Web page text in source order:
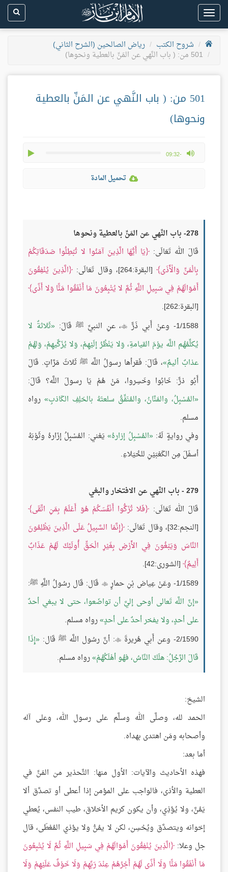
Toggle
navigation
شروح الكتب
رياض الصالحين (الشرح الثاني)
501 من: ( باب النَّهي عن المَنِّ بالعطية ونحوها)
501 من: ( باب النَّهي عن المَنِّ بالعطية
ونحوها)
-09:32
max volume
تحميل المادة
278- باب النَّهي عن المَنِّ بالعطية ونحوها
قَالَ الله تَعَالَى:
يَا أَيُّهَا الَّذِينَ آمَنُوا لا تُبْطِلُوا صَدَقَاتِكُمْ
بِالْمَنِّ وَالْأَذَى
[البقرة:264]، وقال تَعَالَى:
الَّذِينَ يُنْفِقُونَ
أَمْوَالَهُمْ فِي سَبِيلِ اللَّهِ ثُمَّ لا يُتْبِعُونَ مَا أَنْفَقُوا مَنًّا وَلا أَذًى
[البقرة:262].
1/1588- وعنْ أَبي ذَرٍّ
، عنِ النبيِّ ﷺ قَالَ: ثَلاثةٌ لا
يُكلِّمُهُم اللَّه يوْمَ القيامةِ، وَلا يَنْظُرُ إلَيْهِمْ، وَلا يُزَكِّيهِمْ، وَلهُمْ
عذابٌ أليمٌ ، قَالَ: فَقرأها رسولُ اللَّه ﷺ ثَلاثَ مَرَّاتٍ. قَالَ
أَبُو ذرٍّ: خَابُوا وخَسِروا، مَنْ هُمْ يَا رسولَ اللَّه؟ قَالَ:
المُسْبِلُ، والمَنَّانُ، والمُنَفِّقُ سلعتَهُ بالحَلِفِ الكَاذبِ رواه
مسلم.
وفي روايةٍ لَهُ: المُسْبِلُ إزارهُ يَعْني: المُسْبِلُ إزَارهُ وثَوْبَهُ
أسفَلَ مِن الكَعْبَيْنِ للخُيَلاءِ.
279 - باب النَّهي عن الافتخار والبغي
قَالَ الله تَعَالَى:
فَلا تُزَكُّوا أَنْفُسَكُمْ هُوَ أَعْلَمُ بِمَنِ اتَّقَى
[النجم:32]، وقال تَعَالَى:
إِنَّمَا السَّبِيلُ عَلَى الَّذِينَ يَظْلِمُونَ
النَّاسَ وَيَبْغُونَ فِي الأَرْضِ بِغَيْرِ الْحَقِّ أُولَئِكَ لَهُمْ عَذَابٌ
أَلِيمٌ [الشورى:42].
1/1589- وعَنْ عِياض بْنِ حمارٍ
 قَال: قَال رسُولُ اللَّهِ ﷺ:
إنَّ اللَّه تَعالى أوحى إليَّ أن تواضَعوا، حتى لا يبغي أحدٌ
على أحدٍ، ولا يفخر أحدٌ على أحدٍ رواه مسلم.
2/1590- وعن أَبي هُريرةَ
: أنَّ رسُول اللَّه ﷺ قَال: إِذَا
قَالَ الرَّجُلُ: هلَكَ النَّاسُ، فهُو أهْلَكُهُمْ رواه مسلم.
الشيخ:
الحمد لله، وصلَّى الله وسلَّم على رسول الله، وعلى آله
وأصحابه ومَن اهتدى بهداه.
أما بعد:
فهذه الأحاديث والآيات: الأول منها: التَّحذير من المَنِّ في
العطية والأذى، فالواجب على المؤمن إذا أعطى أو تصدَّق ألا
يَمُنَّ، ولا يُؤذِي، وأن يكون كريم الأخلاق، طيب النفس، يُعطي
إخوانه ويتصدَّق ويُحْسِن، لكن لا يمُنُّ ولا يؤذي المُعْطَى، قال
جل وعلا: الَّذِينَ يُنْفِقُونَ أَمْوَالَهُمْ فِي سَبِيلِ اللَّهِ ثُمَّ لَا يُتْبِعُونَ
مَا أَنْفَقُوا مَنًّا وَلَا أَذًى لَهُمْ أَجْرُهُمْ عِنْدَ رَبِّهِمْ وَلَا خَوْفٌ عَلَيْهِمْ وَلَا